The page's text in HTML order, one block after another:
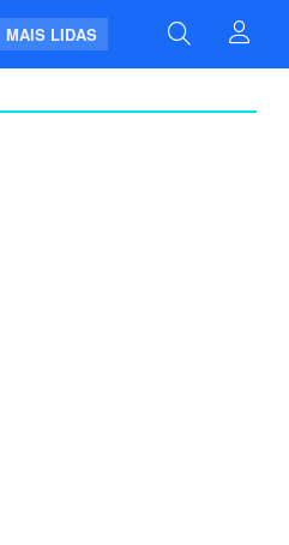
MAIS LIDAS